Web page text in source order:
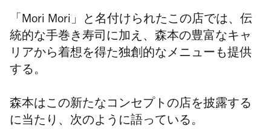
「Mori Mori」と名付けられたこの店では、伝
統的な手巻き寿司に加え、森本の豊富なキャ
リアから着想を得た独創的なメニューも提供
する。
森本はこの新たなコンセプトの店を披露する
に当たり、次のように語っている。